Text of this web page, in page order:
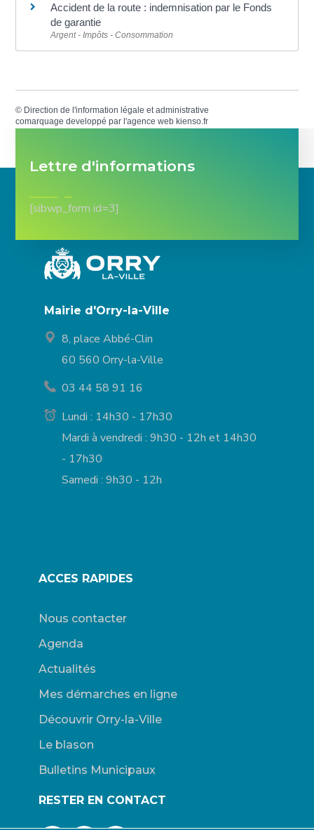
Accident de la route : indemnisation par le Fonds
de garantie
Argent - Impôts - Consommation
© Direction de l'information légale et administrative
comarquage developpé par l'agence web kienso.fr
Lettre d'informations
[sibwp_form id=3]
Mairie d'Orry-la-Ville
8, place Abbé-Clin
60 560 Orry-la-Ville
03 44 58 91 16
Lundi : 14h30 - 17h30
Mardi à vendredi : 9h30 - 12h et 14h30
- 17h30
Samedi : 9h30 - 12h
ACCES RAPIDES
Nous contacter
Agenda
Actualités
Mes démarches en ligne
Découvrir Orry-la-Ville
Le blason
Bulletins Municipaux
RESTER EN CONTACT